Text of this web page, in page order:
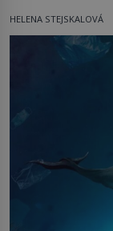
HELENA STEJSKALOVÁ